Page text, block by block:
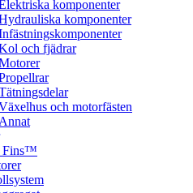
komponenter
komponenter
och fjädrar
och motorfästen
Annat
Fins™